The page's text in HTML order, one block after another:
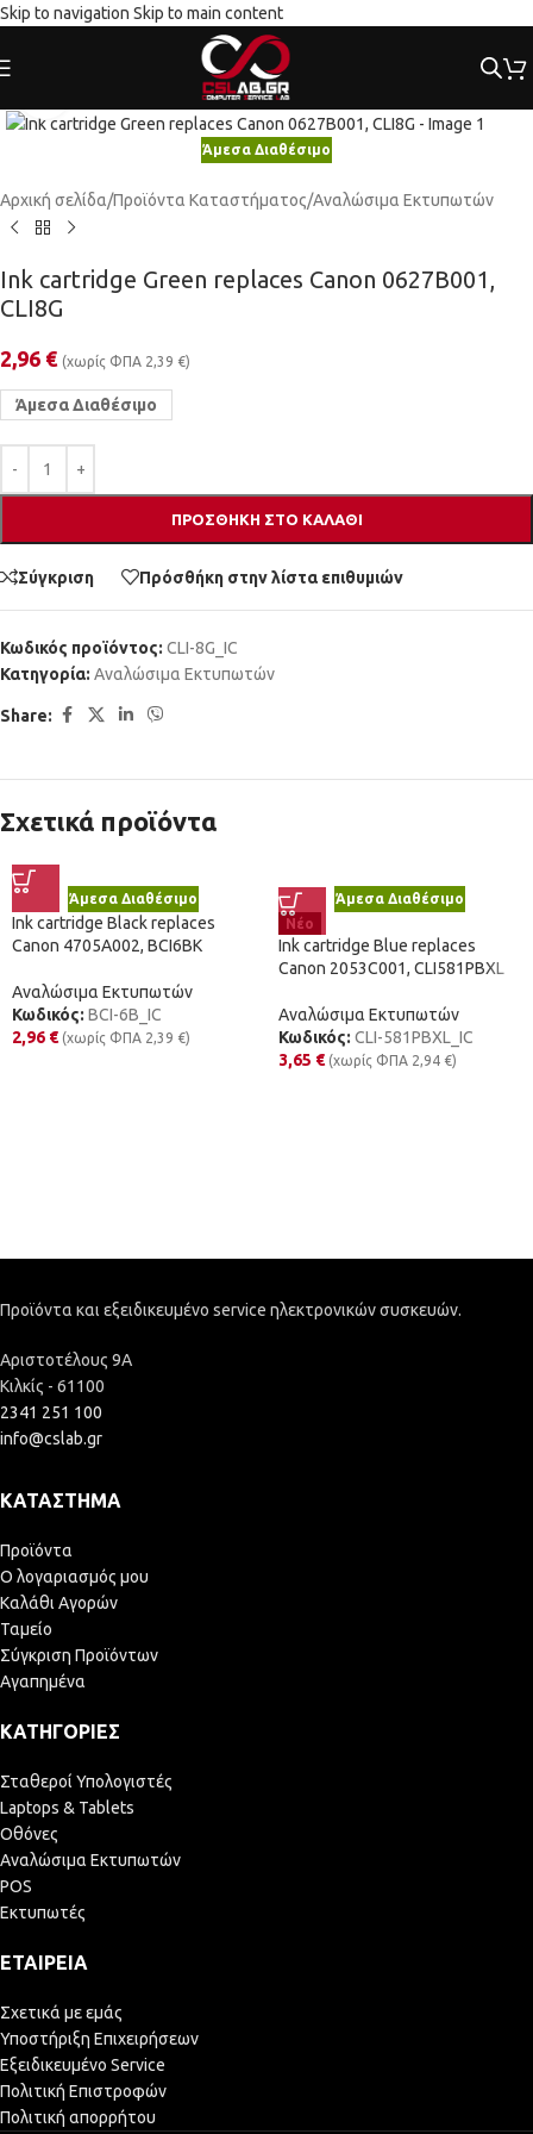
Skip to navigation Skip to main content
Κλικ για μεγέθυνση
Άμεσα Διαθέσιμο
Αρχική σελίδα/Προϊόντα Καταστήματος/Αναλώσιμα Εκτυπωτών
Ink cartridge Green replaces Canon 0627B001,
CLI8G
2,96 € (χωρίς ΦΠΑ 2,39 €)
Άμεσα Διαθέσιμο
ΠΡΟΣΘΉΚΗ ΣΤΟ ΚΑΛΆΘΙ
Σύγκριση Πρόσθήκη στην λίστα επιθυμιών
Κωδικός προϊόντος: CLI-8G_IC
Κατηγορία: Αναλώσιμα Εκτυπωτών
Share:
Σχετικά προϊόντα
Άμεσα Διαθέσιμο
Ink cartridge Black replaces
Canon 4705A002, BCI6BK
Αναλώσιμα Εκτυπωτών
Κωδικός: BCI-6B_IC
2,96 € (χωρίς ΦΠΑ 2,39 €)
Άμεσα Διαθέσιμο
Νέο
Ink cartridge Blue replaces
Canon 2053C001, CLI581PBXL
Αναλώσιμα Εκτυπωτών
Κωδικός: CLI-581PBXL_IC
3,65 € (χωρίς ΦΠΑ 2,94 €)
Προϊόντα και εξειδικευμένο service ηλεκτρονικών συσκευών.
Αριστοτέλους 9Α
Κιλκίς - 61100
2341 251 100
info@cslab.gr
ΚΑΤΆΣΤΗΜΑ
Προϊόντα
Ο λογαριασμός μου
Καλάθι Αγορών
Ταμείο
Σύγκριση Προϊόντων
Αγαπημένα
ΚΑΤΗΓΟΡΊΕΣ
Σταθεροί Υπολογιστές
Laptops & Tablets
Οθόνες
Αναλώσιμα Εκτυπωτών
POS
Εκτυπωτές
ΕΤΑΙΡΕΊΑ
Σχετικά με εμάς
Υποστήριξη Επιχειρήσεων
Εξειδικευμένο Service
Πολιτική Επιστροφών
Πολιτική απορρήτου